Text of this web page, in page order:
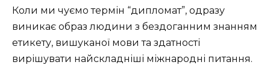
Коли ми чуємо термін “дипломат”, одразу
виникає образ людини з бездоганним знанням
етикету, вишуканої мови та здатності
вирішувати найскладніші міжнародні питання.